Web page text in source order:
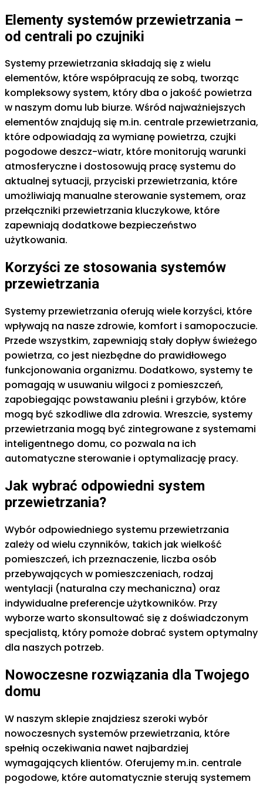
Elementy systemów przewietrzania –
od centrali po czujniki
Systemy przewietrzania składają się z wielu
elementów, które współpracują ze sobą, tworząc
kompleksowy system, który dba o jakość powietrza
w naszym domu lub biurze. Wśród najważniejszych
elementów znajdują się m.in. centrale przewietrzania,
które odpowiadają za wymianę powietrza, czujki
pogodowe deszcz-wiatr, które monitorują warunki
atmosferyczne i dostosowują pracę systemu do
aktualnej sytuacji, przyciski przewietrzania, które
umożliwiają manualne sterowanie systemem, oraz
przełączniki przewietrzania kluczykowe, które
zapewniają dodatkowe bezpieczeństwo
użytkowania.
Korzyści ze stosowania systemów
przewietrzania
Systemy przewietrzania oferują wiele korzyści, które
wpływają na nasze zdrowie, komfort i samopoczucie.
Przede wszystkim, zapewniają stały dopływ świeżego
powietrza, co jest niezbędne do prawidłowego
funkcjonowania organizmu. Dodatkowo, systemy te
pomagają w usuwaniu wilgoci z pomieszczeń,
zapobiegając powstawaniu pleśni i grzybów, które
mogą być szkodliwe dla zdrowia. Wreszcie, systemy
przewietrzania mogą być zintegrowane z systemami
inteligentnego domu, co pozwala na ich
automatyczne sterowanie i optymalizację pracy.
Jak wybrać odpowiedni system
przewietrzania?
Wybór odpowiedniego systemu przewietrzania
zależy od wielu czynników, takich jak wielkość
pomieszczeń, ich przeznaczenie, liczba osób
przebywających w pomieszczeniach, rodzaj
wentylacji (naturalna czy mechaniczna) oraz
indywidualne preferencje użytkowników. Przy
wyborze warto skonsultować się z doświadczonym
specjalistą, który pomoże dobrać system optymalny
dla naszych potrzeb.
Nowoczesne rozwiązania dla Twojego
domu
W naszym sklepie znajdziesz szeroki wybór
nowoczesnych systemów przewietrzania, które
spełnią oczekiwania nawet najbardziej
wymagających klientów. Oferujemy m.in. centrale
pogodowe, które automatycznie sterują systemem